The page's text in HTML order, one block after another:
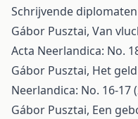
Schrijvende diplomaten
Gábor Pusztai, Van
Acta Neerlandica: No.
Gábor Pusztai, Het
Neerlandica: No. 16-17
Gábor Pusztai, Een